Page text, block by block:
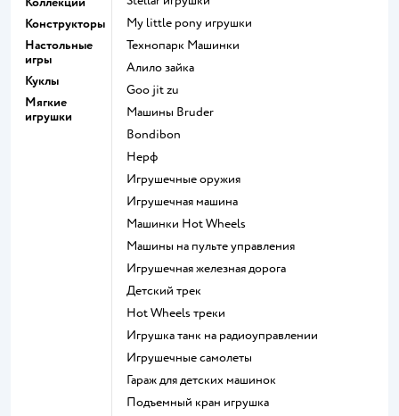
Конструкторы
Настольные
игры
Куклы
Мягкие
игрушки
my little pony игрушки
Технопарк Машинки
Алило зайка
Goo jit zu
Машины Bruder
Bondibon
Нерф
Игрушечные оружия
Игрушечная машина
Машинки Hot Wheels
Машины на пульте управления
Игрушечная железная дорога
Детский трек
Hot Wheels треки
Игрушка танк на радиоуправлении
Игрушечные самолеты
Гараж для детских машинок
Подъемный кран игрушка